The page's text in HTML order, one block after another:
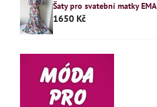
Šaty pro svatební matky EMA
1650 Kč